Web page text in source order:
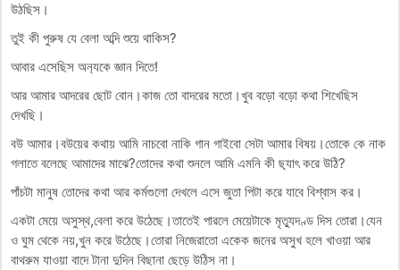
উঠছিস।
তুই কী পুরুষ যে বেলা অব্দি শুয়ে থাকিস?
আবার এসেছিস অন‍্যকে জ্ঞান দিতে!
আর আমার আদরের ছোট বোন।কাজ তো বাদরের মতো।খুব বড়ো বড়ো কথা শিখেছিস
দেখছি।
বউ আমার।বউয়ের কথায় আমি নাচবো নাকি গান গাইবো সেটা আমার বিষয়।তোকে কে নাক
গলাতে বলেছে আমাদের মাঝে?তোদের কথা শুনলে আমি এমনি কী ছ‍্যাৎ করে উঠি?
পাঁচটা মানুষ তোদের কথা আর কর্মগুলো দেখলে এসে জুতা পিটা করে যাবে বিশ্বাস কর।
একটা মেয়ে অসুস্থ,বেলা করে উঠেছে।তাতেই পারলে মেয়েটাকে মৃত্যুদণ্ড দিস তোরা।যেন
ও ঘুম থেকে নয়,খুন করে উঠেছে।তোরা নিজেরাতো একেক জনের অসুখ হলে খাওয়া আর
বাথরুম যাওয়া বাদে টানা দুদিন বিছানা ছেড়ে উঠিস না।